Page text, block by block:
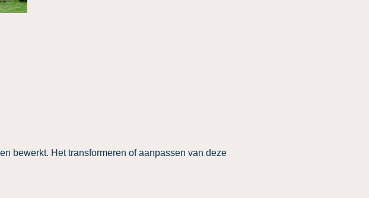
bewerkt. Het transformeren of aanpassen van deze